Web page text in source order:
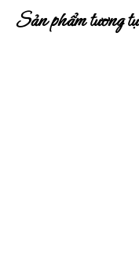
Sản phẩm tương tự